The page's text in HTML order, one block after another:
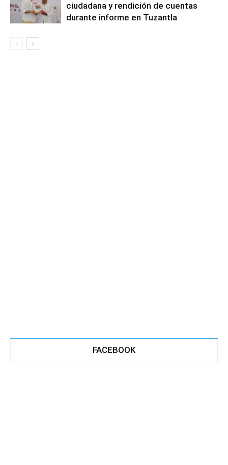
ciudadana y rendición de cuentas
durante informe en Tuzantla
FACEBOOK